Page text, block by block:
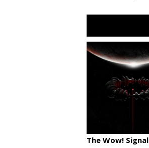
The Wow! Signal